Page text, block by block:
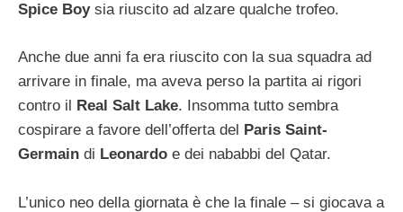
Spice Boysia riuscito ad alzare qualche trofeo.
Anche due anni fa era riuscito con la sua squadra ad
arrivare in finale, ma aveva perso la partita ai rigori
contro il Real Salt Lake. Insomma tutto sembra
cospirare a favore dell’offerta del Paris Saint-
Germain di Leonardo e dei nababbi del Qatar.
L’unico neo della giornata è che la finale – si giocava a